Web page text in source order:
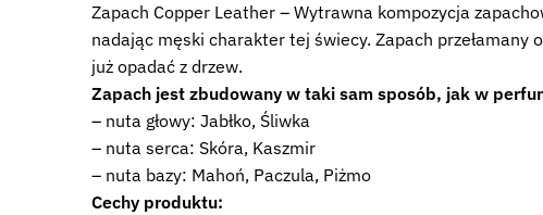
Zapach Copper Leather – Wytrawna kompozycja
nadając męski charakter tej świecy. Zapach przełamany
już opadać z drzew.
Zapach jest zbudowany w taki sam sposób, jak w
– nuta głowy: Jabłko, Śliwka
– nuta serca: Skóra, Kaszmir
– nuta bazy: Mahoń, Paczula, Piżmo
Cechy produktu: